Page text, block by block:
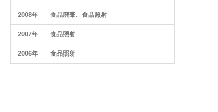
2008年 食品廃棄、食品照射
2007年 食品照射
2006年 食品照射